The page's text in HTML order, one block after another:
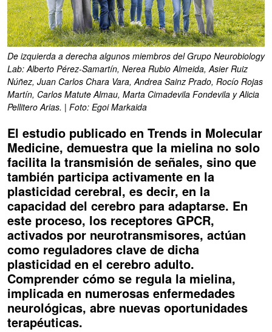
De izquierda a derecha algunos miembros del Grupo Neurobiology
Lab: Alberto Pérez-Samartín, Nerea Rubio Almeida, Asier Ruiz
Núñez, Juan Carlos Chara Vara, Andrea Sainz Prado, Rocío Rojas
Martín, Carlos Matute Almau, Marta Cimadevila Fondevila y Alicia
Pellitero Arias. | Foto: Egoi Markaida
El estudio publicado en Trends in Molecular
Medicine, demuestra que la mielina no solo
facilita la transmisión de señales, sino que
también participa activamente en la
plasticidad cerebral, es decir, en la
capacidad del cerebro para adaptarse. En
este proceso, los receptores GPCR,
activados por neurotransmisores, actúan
como reguladores clave de dicha
plasticidad en el cerebro adulto.
Comprender cómo se regula la mielina,
implicada en numerosas enfermedades
neurológicas, abre nuevas oportunidades
terapéuticas.